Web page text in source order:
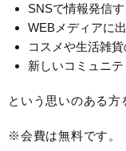
SNSで情報発信
WEBメディアに
コスメや生活雑
新しいコミュニ
という思いのある方
※会費は無料です。